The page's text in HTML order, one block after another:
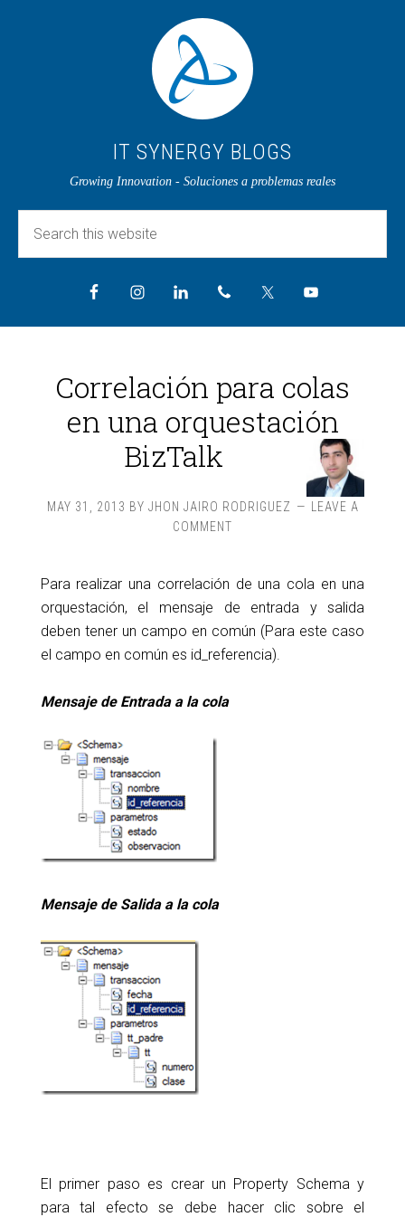
IT SYNERGY BLOGS
Growing Innovation - Soluciones a problemas reales
Correlación para colas
en una orquestación
BizTalk
MAY 31, 2013 BY JHON JAIRO RODRIGUEZ
LEAVE A
COMMENT
Para realizar una correlación de una cola en una
orquestación, el mensaje de entrada y salida
deben tener un campo en común (Para este caso
el campo en común es id_referencia).
Mensaje de Entrada a la cola
Mensaje de Salida a la cola
El primer paso es crear un Property Schema y
para tal efecto se debe hacer clic sobre el